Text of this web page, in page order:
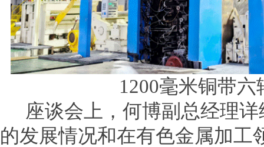
1200毫米铜带六
座谈会上，何博副总经理
的发展情况和在有色金属加工